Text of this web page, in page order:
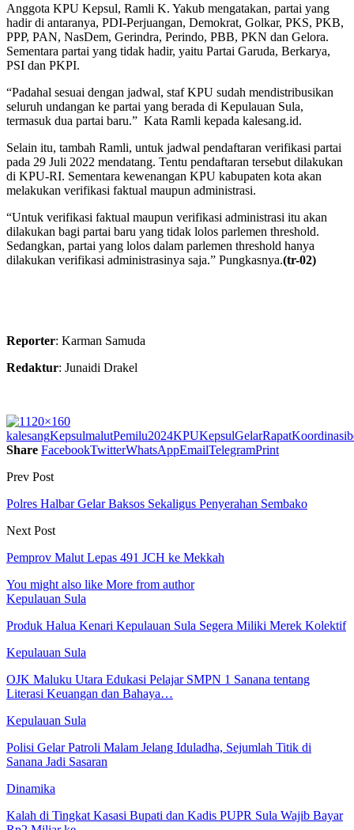
Anggota KPU Kepsul, Ramli K. Yakub mengatakan, partai yang
hadir di antaranya, PDI-Perjuangan, Demokrat, Golkar, PKS, PKB,
PPP, PAN, NasDem, Gerindra, Perindo, PBB, PKN dan Gelora.
Sementara partai yang tidak hadir, yaitu Partai Garuda, Berkarya,
PSI dan PKPI.
“Padahal sesuai dengan jadwal, staf KPU sudah mendistribusikan
seluruh undangan ke partai yang berada di Kepulauan Sula,
termasuk dua partai baru.” Kata Ramli kepada kalesang.id.
Selain itu, tambah Ramli, untuk jadwal pendaftaran verifikasi partai
pada 29 Juli 2022 mendatang. Tentu pendaftaran tersebut dilakukan
di KPU-RI. Sementara kewenangan KPU kabupaten kota akan
melakukan verifikasi faktual maupun administrasi.
“Untuk verifikasi faktual maupun verifikasi administrasi itu akan
dilakukan bagi partai baru yang tidak lolos parlemen threshold.
Sedangkan, partai yang lolos dalam parlemen threshold hanya
dilakukan verifikasi administrasinya saja.” Pungkasnya.(tr-02)
Reporter: Karman Samuda
Redaktur: Junaidi Drakel
kalesangKepsulmalut
Share FacebookTwitterWhatsAppEmailTelegramPrint
Prev Post
Polres Halbar Gelar Baksos Sekaligus Penyerahan Sembako
Next Post
Pemprov Malut Lepas 491 JCH ke Mekkah
You might also like More from author
Kepulauan Sula
Produk Halua Kenari Kepulauan Sula Segera Miliki Merek Kolektif
Kepulauan Sula
OJK Maluku Utara Edukasi Pelajar SMPN 1 Sanana tentang
Literasi Keuangan dan Bahaya…
Kepulauan Sula
Polisi Gelar Patroli Malam Jelang Iduladha, Sejumlah Titik di
Sanana Jadi Sasaran
Dinamika
Kalah di Tingkat Kasasi Bupati dan Kadis PUPR Sula Wajib Bayar